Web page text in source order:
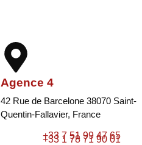
Agence 4
42 Rue de Barcelone 38070 Saint-
Quentin-Fallavier, France
+33 7 51 99 47 65
+33 1 78 71 90 01